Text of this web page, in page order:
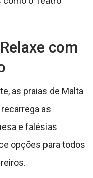
com
as praias de Malta
as
e falésias
opções para todos